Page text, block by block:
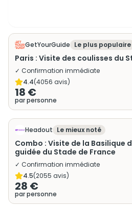
GetYourGuide Le plus populaire
Paris : Visite des coulisses du
✓ Confirmation immédiate
4.4(4056 avis)
18 €
par personne
Headout Le mieux noté
Combo : Visite de la Basilique
guidée du Stade de France
✓ Confirmation immédiate
4.5(2055 avis)
28 €
par personne